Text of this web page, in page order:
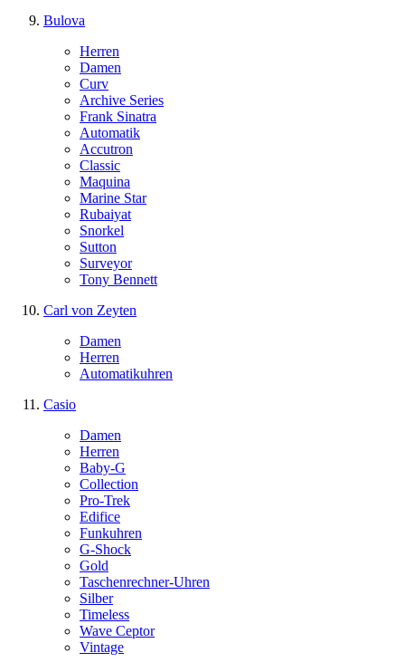
Bulova
Herren
Damen
Curv
Archive Series
Frank Sinatra
Automatik
Accutron
Classic
Maquina
Marine Star
Rubaiyat
Snorkel
Sutton
Surveyor
Tony Bennett
Carl von Zeyten
Damen
Herren
Automatikuhren
Casio
Damen
Herren
Baby-G
Collection
Pro-Trek
Edifice
Funkuhren
G-Shock
Gold
Taschenrechner-Uhren
Silber
Timeless
Wave Ceptor
Vintage